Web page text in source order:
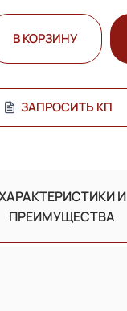
В КОРЗИНУ
ЗАПРОСИТЬ КП
И
ПРЕИМУЩЕСТВА